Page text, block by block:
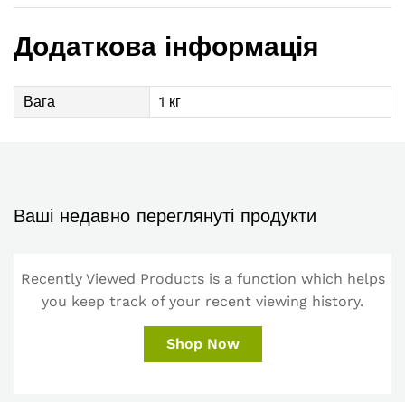
Додаткова інформація
Вага 1 кг
Ваші недавно переглянуті продукти
Recently Viewed Products is a function which helps
you keep track of your recent viewing history.
Shop Now